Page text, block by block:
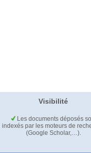
Visibilité
Les documents déposés
indexés par les moteurs de
(Google Scholar,…).